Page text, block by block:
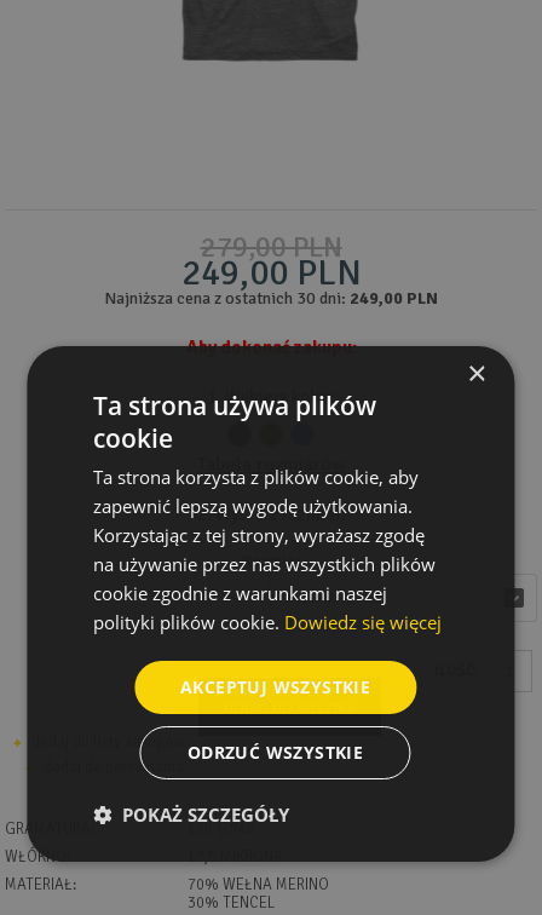
279,00 PLN
249,00 PLN
Najniższa cena z ostatnich 30 dni: 249,00 PLN
Aby dokonać zakupu:
1. Wybierz kolor:
Tabela rozmiarów
2. Wybierz rozmiar:
Rozmiar
wybierz
wybierz
dodaj do listy zakupów
dodaj do porównania
GRAMATURA:
WŁÓKNO:
MATERIAŁ:
70% WEŁNA MERINO
30% TENCEL
×
Ta strona używa plików
cookie
Ta strona korzysta z plików cookie, aby
zapewnić lepszą wygodę użytkowania.
Korzystając z tej strony, wyrażasz zgodę
na używanie przez nas wszystkich plików
cookie zgodnie z warunkami naszej
polityki plików cookie. Dowiedz się więcej
AKCEPTUJ WSZYSTKIE
ODRZUĆ WSZYSTKIE
POKAŻ SZCZEGÓŁY